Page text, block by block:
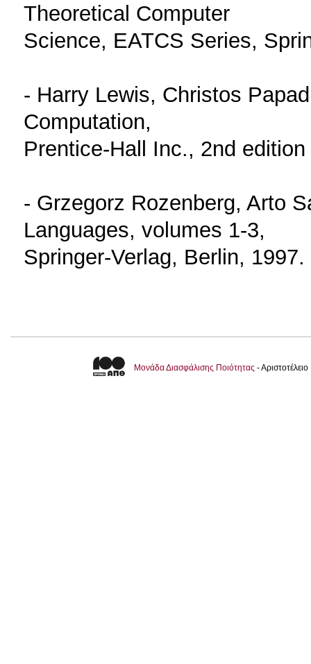
Theoretical Computer
Science, EATCS Series,
- Harry Lewis, Christos
Computation,
Prentice-Hall Inc., 2nd
- Grzegorz Rozenberg, Arto
Languages, volumes 1-3,
Springer-Verlag, Berlin, 1997.
Μονάδα Διασφάλισης Ποιότητας -